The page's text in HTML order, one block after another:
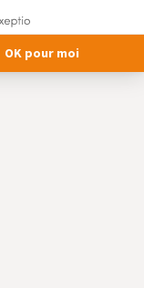
les pros ?
OK pour moi